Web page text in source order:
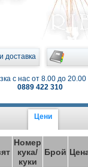
доставка
с нас от 8.00 до 20.00
0889 422 310
Цени
Номер
кука/
куки
Брой